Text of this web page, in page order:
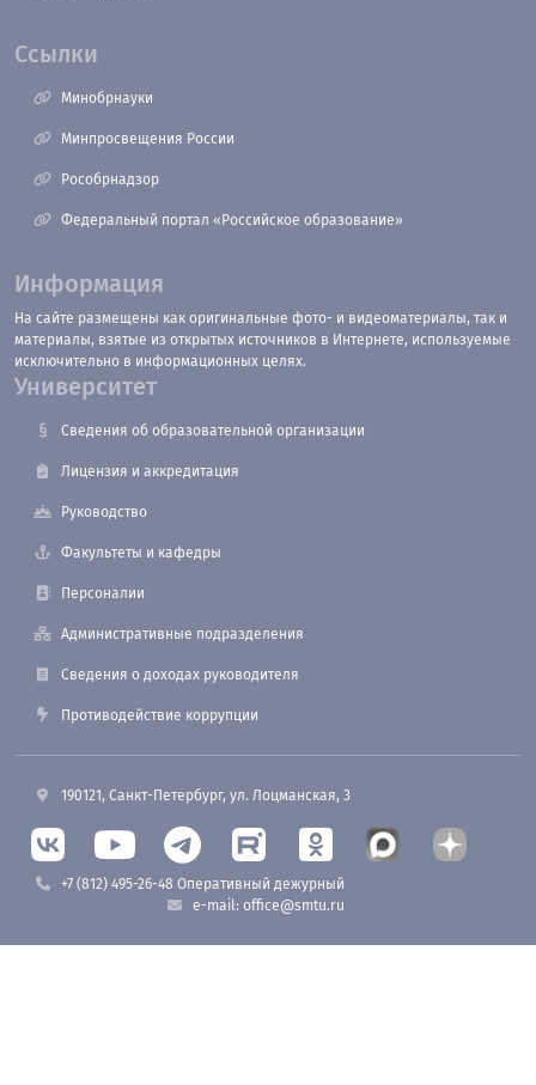
Ссылки
Минобрнауки
Минпросвещения России
Рособрнадзор
Федеральный портал «Российское образование»
Информация
На сайте размещены как оригинальные фото- и видеоматериалы, так и
материалы, взятые из открытых источников в Интернете, используемые
исключительно в информационных целях.
Университет
Сведения об образовательной организации
Лицензия и аккредитация
Руководство
Факультеты и кафедры
Персоналии
Административные подразделения
Сведения о доходах руководителя
Противодействие коррупции
190121, Санкт-Петербург, ул. Лоцманская, 3
+7 (812) 495-26-48 Оперативный дежурный
e-mail: office@smtu.ru